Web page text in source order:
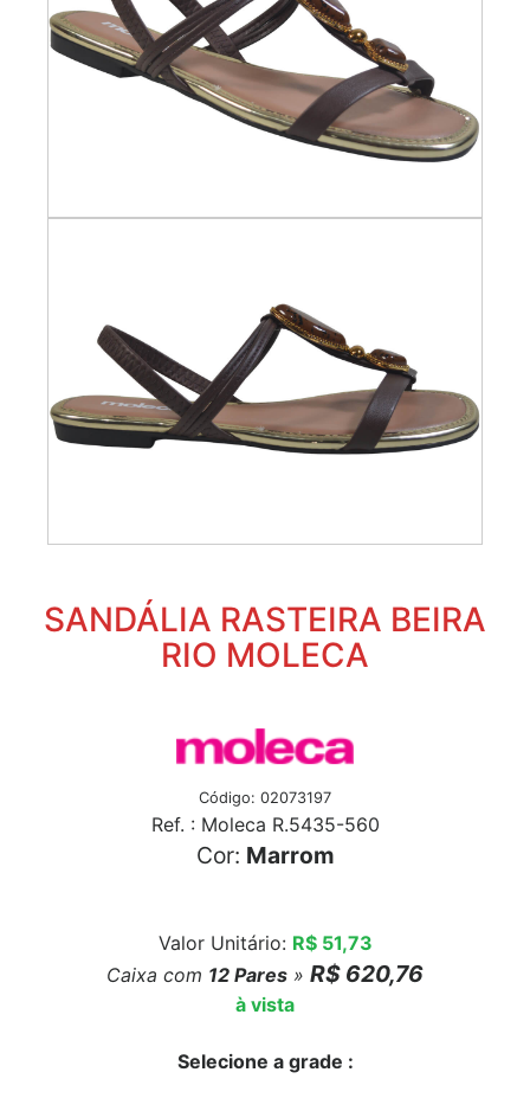
SANDÁLIA RASTEIRA BEIRA
RIO MOLECA
Código: 02073197
Ref. : Moleca R.5435-560
Cor: Marrom
Valor Unitário: R$ 51,73
Caixa com 12 Pares » R$ 620,76
à vista
Selecione a grade :